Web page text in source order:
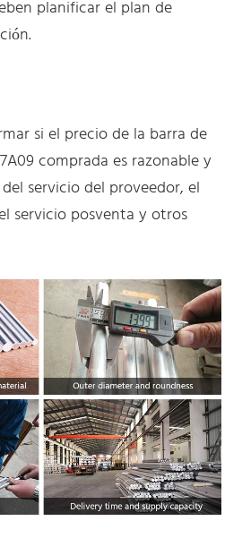
planificar el plan de
si el precio de la barra de
comprada es razonable y
servicio del proveedor, el
servicio posventa y otros